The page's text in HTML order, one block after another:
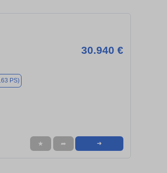
30.940 €
PS)
★ ➦ ➜